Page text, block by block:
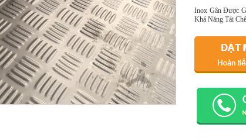
Inox Gân Được
Khả Năng Tái